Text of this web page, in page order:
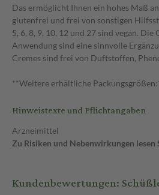
Das ermöglicht Ihnen ein hohes Maß
glutenfrei und frei von sonstigen
5, 6, 8, 9, 10, 12 und 27 sind vegan.
Anwendung sind eine sinnvolle
Cremes sind frei von Duftstoffen,
**Weitere erhältliche
Hinweistexte und Pflichtangaben
Arzneimittel
Zu Risiken und Nebenwirkungen
Kundenbewertungen: